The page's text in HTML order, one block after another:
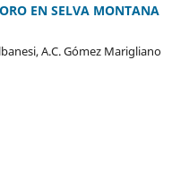
EN SELVA MONTANA
A.C. Gómez Marigliano